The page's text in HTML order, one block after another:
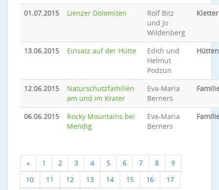
01.07.2015 Lienzer Dolomiten
Rolf Bitz
und Jo
Wildenberg
13.06.2015 Einsatz auf der Hütte
Edith und
Helmut
Podzun
12.06.2015
Naturschutzfamilien
am und im Krater
Eva-Maria
Berners
06.06.2015
Rocky Mountains bei
Mendig
Eva-Maria
Berners
« 1 2 3 4 5 6 7 8
9
10
11 12 13 14 15 16 17